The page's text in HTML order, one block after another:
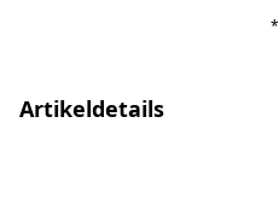
*
Artikeldetails